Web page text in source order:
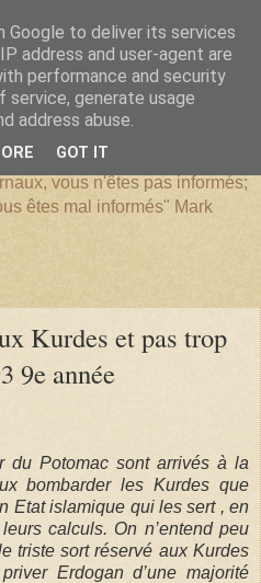
vous n'êtes pas informés;
êtes mal informés" Mark
Kurdes et pas trop
9e année
du Potomac sont arrivés à la
bombarder les Kurdes que
Etat islamique qui les sert , en
calculs. On n’entend peu
triste sort réservé aux Kurdes
Erdogan d’une majorité
Google to deliver its services
address and user-agent are
performance and security
generate usage
address abuse.
GOT IT